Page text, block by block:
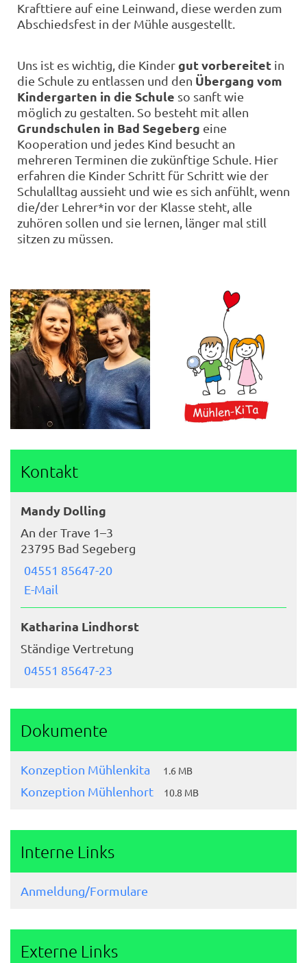
Krafttiere auf eine Leinwand, diese werden zum
Abschiedsfest in der Mühle ausgestellt.
Uns ist es wichtig, die Kindergut vorbereitet in
die Schule zu entlassen und den Übergang vom
Kindergarten in die Schule so sanft wie
möglich zu gestalten. So besteht mit allen
Grundschulen in Bad Segeberg eine
Kooperation und jedes Kind besucht an
mehreren Terminen die zukünftige Schule. Hier
erfahren die Kinder Schritt für Schritt wie der
Schulalltag aussieht und wie es sich anfühlt, wenn
die/der Lehrer*in vor der Klasse steht, alle
zuhören sollen und sie lernen, länger mal still
sitzen zu müssen.
Kontakt
Mandy Dolling
An der Trave 1–3
23795 Bad Segeberg
04551 85647-20
E-Mail
Katharina Lindhorst
Ständige Vertretung
04551 85647-23
Dokumente
Konzeption Mühlenkita 1.6 MB
Konzeption Mühlenhort 10.8 MB
Interne Links
Anmeldung/Formulare
Externe Links